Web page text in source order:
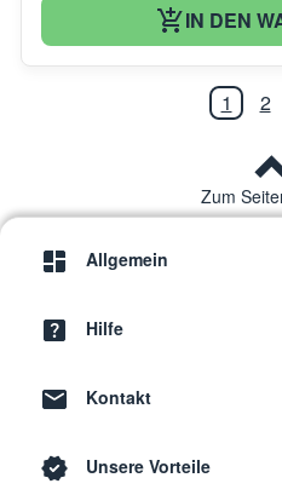
IN DEN
1 2
Zum
Allgemein
Hilfe
Kontakt
Unsere Vorteile